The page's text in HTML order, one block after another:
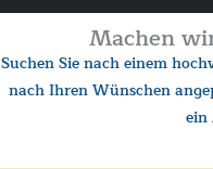
Machen
Suchen Sie nach einem
nach Ihren Wünschen
ein